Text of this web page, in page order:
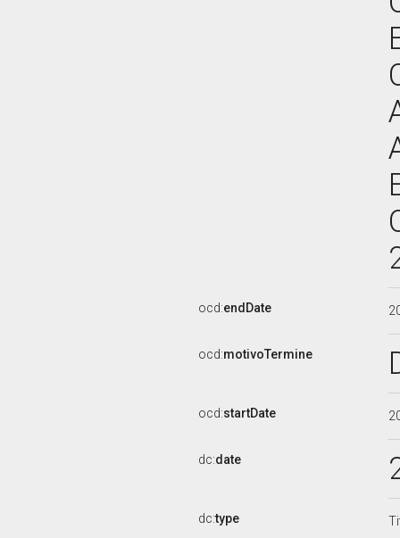
ocd:endDate
ocd:motivoTermine
ocd:startDate
dc:date
dc:type